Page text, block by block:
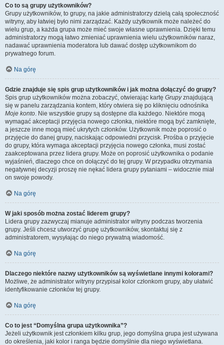
Co to są grupy użytkowników?
Grupy użytkowników, to grupy, na jakie administratorzy dzielą całą społeczność
witryny, aby łatwiej było nimi zarządzać. Każdy użytkownik może należeć do
wielu grup, a każda grupa może mieć swoje własne uprawnienia. Dzięki temu
administratorzy mogą łatwo zmieniać uprawnienia wielu użytkowników naraz,
nadawać uprawnienia moderatora lub dawać dostęp użytkownikom do
prywatnego forum.
Na górę
Gdzie znajduje się spis grup użytkowników i jak można dołączyć do grupy?
Spis grup użytkowników można zobaczyć, otwierając kartę Grupyznajdującą
się w panelu zarządzania kontem, który otwiera się po kliknięciu odnośnika
Moje konto. Nie wszystkie grupy są dostępne dla każdego. Niektóre mogą
wymagać akceptacji przyjęcia nowego członka, niektóre mogą być zamknięte,
a jeszcze inne mogą mieć ukrytych członków. Użytkownik może poprosić o
przyjęcie do danej grupy, naciskając odpowiedni przycisk. Prośba o przyjęcie
do grupy, która wymaga akceptacji przyjęcia nowego członka, musi zostać
zaakceptowana przez lidera grupy. Może on poprosić użytkownika o podanie
wyjaśnień, dlaczego chce on dołączyć do tej grupy. W przypadku otrzymania
negatywnej decyzji proszę nie nękać lidera grupy pytaniami – widocznie miał
on swoje powody.
Na górę
W jaki sposób można zostać liderem grupy?
Lidera grupy zazwyczaj mianuje administrator witryny podczas tworzenia
grupy. Jeśli chcesz utworzyć grupę użytkowników, skontaktuj się z
administratorem, wysyłając do niego prywatną wiadomość.
Na górę
Dlaczego niektóre nazwy użytkowników są wyświetlane innymi kolorami?
Możliwe, że administrator witryny przypisał kolor członkom grupy, aby ułatwić
identyfikowanie członków tej grupy.
Na górę
Co to jest “Domyślna grupa użytkownika”?
Jeżeli użytkownik jest członkiem kilku grup, jego domyślna grupa jest używana
do określenia, jaki kolor i ranga będzie domyślnie dla niego wyświetlana.